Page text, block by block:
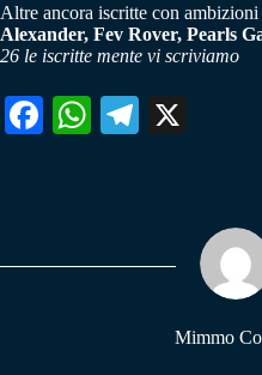
Altre ancora iscritte con
Alexander, Fev Rover, Pearls
26 le iscritte mente vi scriviamo
Fa W
pp
Te
m
Mimmo